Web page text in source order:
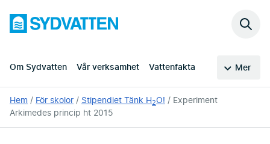
huvudinnehållet
Sydvatten
Om Sydvatten Vår verksamhet Vattenfakta Mer
Sök
Du
är
här:
Hem För skolor Stipendiet Tänk H 2O!
Experiment
Arkimedes princip ht 2015